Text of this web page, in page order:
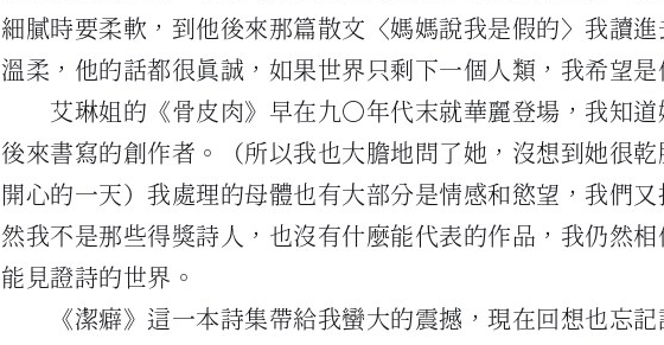
細膩時要柔軟，到他後來那篇散文〈媽媽說我是假的〉我讀
溫柔，他的話都很真誠，如果世界只剩下一個人類，我希望是
艾琳姐的《骨皮肉》早在九〇年代末就華麗登場，我知
後來書寫的創作者。（所以我也大膽地問了她，沒想到她很
開心的一天）我處理的母體也有大部分是情感和慾望，我們
然我不是那些得獎詩人，也沒有什麼能代表的作品，我仍然
能見證詩的世界。
《潔癖》這一本詩集帶給我蠻大的震撼，現在回想也忘